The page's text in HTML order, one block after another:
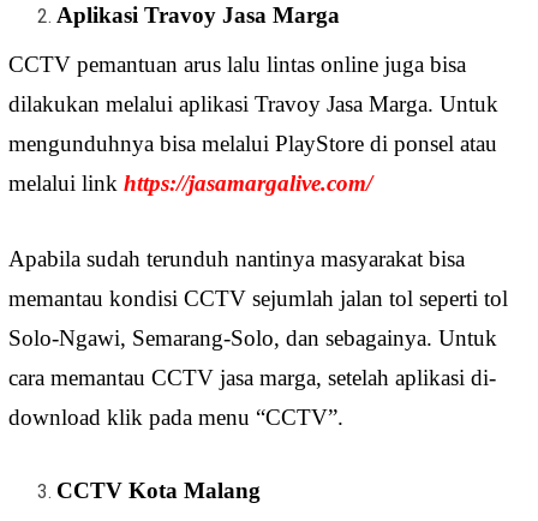
Aplikasi Travoy Jasa Marga
CCTV pemantuan arus lalu lintas online juga bisa
dilakukan melalui aplikasi Travoy Jasa Marga. Untuk
mengunduhnya bisa melalui PlayStore di ponsel atau
melalui link https://jasamargalive.com/
Apabila sudah terunduh nantinya masyarakat bisa
memantau kondisi CCTV sejumlah jalan tol seperti tol
Solo-Ngawi, Semarang-Solo, dan sebagainya. Untuk
cara memantau CCTV jasa marga, setelah aplikasi di-
download klik pada menu “CCTV”.
CCTV Kota Malang